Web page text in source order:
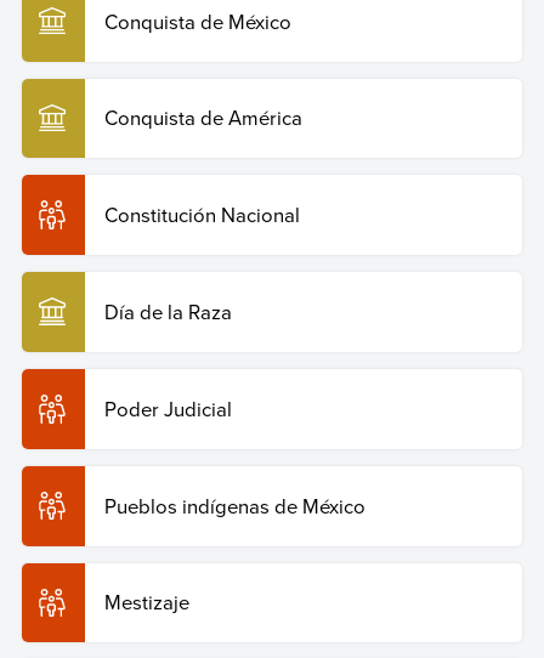
Conquista de México
Conquista de América
Constitución Nacional
Día de la Raza
Poder Judicial
Pueblos indígenas de México
Mestizaje